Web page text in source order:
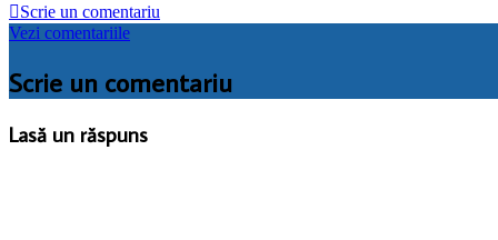
Scrie un comentariu
Vezi comentariile
Scrie un comentariu
Lasă un răspuns